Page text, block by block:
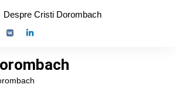
Despre Cristi Dorombach